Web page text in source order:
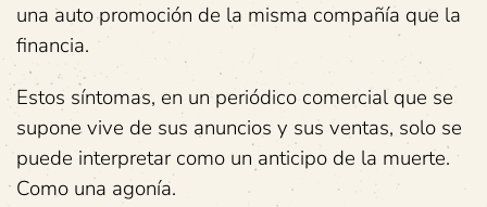
una auto promoción de la misma compañía que la
financia.
Estos síntomas, en un periódico comercial que se
supone vive de sus anuncios y sus ventas, solo se
puede interpretar como un anticipo de la muerte.
Como una agonía.